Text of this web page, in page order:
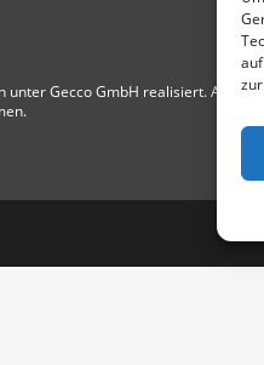
Gecco GmbH realisiert. Alle